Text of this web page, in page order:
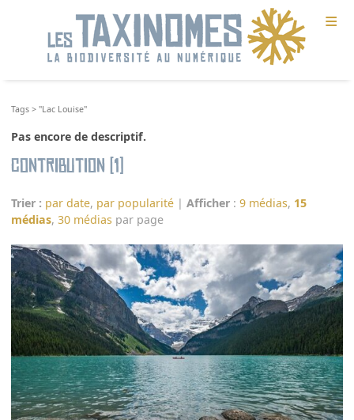
≡
Tags >"Lac Louise"
Pas encore de descriptif.
Contribution (1)
Trier : par date, par popularité |Afficher :9 médias, 15
médias,30 médias par page